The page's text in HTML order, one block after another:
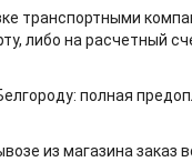
транспортными
либо на расчетный
полная
из магазина заказ